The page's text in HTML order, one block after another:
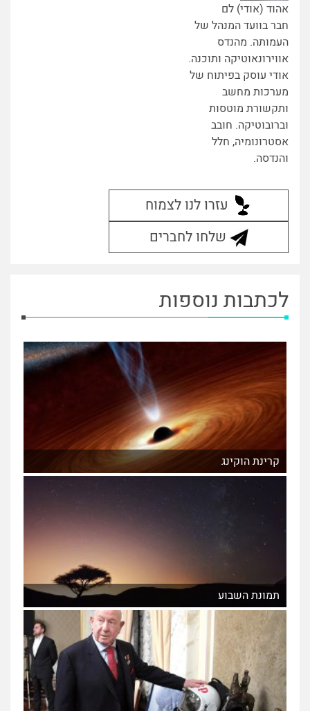
אהוד (אודי) לם
חבר בוועד המנהל של
העמותה. מהנדס
אווירונאוטיקה ותוכנה.
אודי עוסק בפיתוח של
מערכות מחשב
ותקשורת מוטסות
וברובוטיקה. חובב
אסטרונומיה, חלל
והנדסה.
עזרו לנו לצמוח
שלחו לחברים
לכתבות נוספות
קרינת הוקינג
תמונת השבוע